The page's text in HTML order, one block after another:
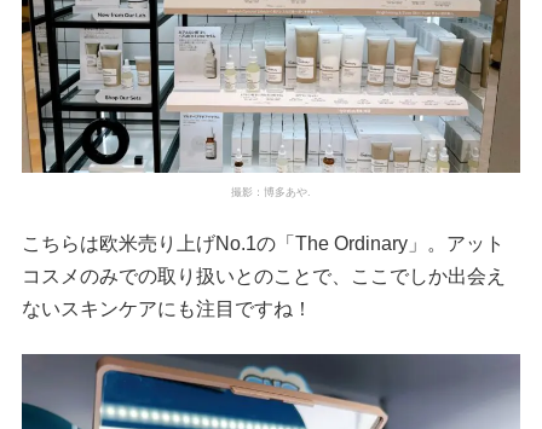
撮影：博多あや.
こちらは欧米売り上げNo.1の「The Ordinary」。アット
コスメのみでの取り扱いとのことで、ここでしか出会え
ないスキンケアにも注目ですね！